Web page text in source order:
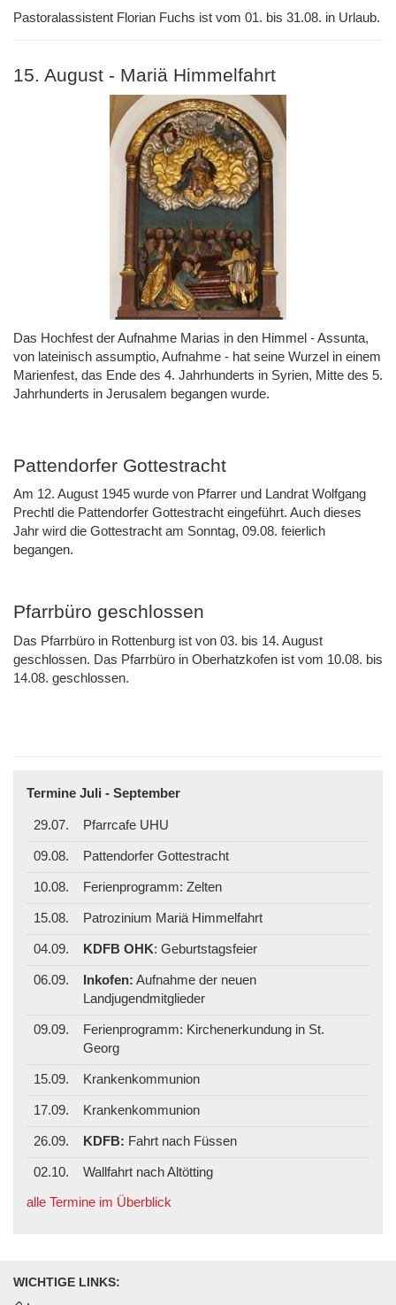
Pastoralassistent Florian Fuchs ist vom 01. bis 31.08. in Urlaub.
15. August - Mariä Himmelfahrt
Das Hochfest der Aufnahme Marias in den Himmel - Assunta,
von lateinisch assumptio, Aufnahme - hat seine Wurzel in einem
Marienfest, das Ende des 4. Jahrhunderts in Syrien, Mitte des 5.
Jahrhunderts in Jerusalem begangen wurde.
Pattendorfer Gottestracht
Am 12. August 1945 wurde von Pfarrer und Landrat Wolfgang
Prechtl die Pattendorfer Gottestracht eingeführt. Auch dieses
Jahr wird die Gottestracht am Sonntag, 09.08. feierlich
begangen.
Pfarrbüro geschlossen
Das Pfarrbüro in Rottenburg ist von 03. bis 14. August
geschlossen. Das Pfarrbüro in Oberhatzkofen ist vom 10.08. bis
14.08. geschlossen.
Termine Juli - September
29.07. Pfarrcafe UHU
09.08. Pattendorfer Gottestracht
10.08. Ferienprogramm: Zelten
15.08. Patrozinium Mariä Himmelfahrt
04.09. KDFB OHK: Geburtstagsfeier
06.09. Inkofen: Aufnahme der neuen
Landjugendmitglieder
09.09.
Ferienprogramm: Kirchenerkundung in St.
Georg
15.09. Krankenkommunion
17.09. Krankenkommunion
26.09. KDFB: Fahrt nach Füssen
02.10.
Wallfahrt nach Altötting
alle Termine im Überblick
WICHTIGE LINKS: